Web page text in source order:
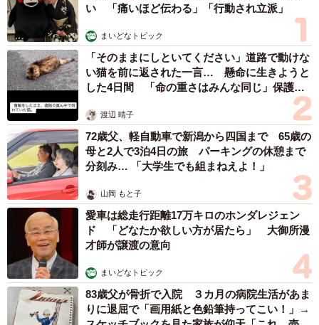
──なぜ今回の写真を再投稿した？
「過去にバズったことのある猫の写真を数年に1度載せてい
たりするのですが、それが今回たまたま拡散されたようで
す。投稿したタイミングが金曜の夕方だったのですが、多
くの人が帰宅のタイミングだったので…帰宅の際の癒しに
なればと思って投稿していました」
──当時、上司の方がX担当者さんに猫の写真を送ったのは
なぜ。
「この『上司』は私とは違う部署でして、いろんな場所に
ご挨拶やツアーの下見などで、出かけているので景色の写
真などをよく送ってくれます。私が『猫などの動物も撮れ
たらぜひ送ってください』と過去に言ったこともあり、そ
の言葉に対応してくれています。たくさん写真を送ってく
れるので、その都度いろいろと言葉を添えるとお互いに返
い 「痛いほど伝わる」「行動され立派」
まいどなトピック
「そのままにしといてください」道路で動けな
い猫を前に返された一言… 懸命に生きようと
した4日間 「命の重さはみんな同じ」保護団
渡辺 晴子
72歳父、軽自動車で新潟から四国まで 65歳の
母と2人で3泊4日の旅 パーキングの休憩まで
分刻み… 「大学生でも組まねえよ！」
山岡 もと子
愛車は総走行距離17万キロのホンダレジェン
ド 「どなたか欲しい方が居たら」 大御所漫
才師が譲渡の意向
まいどなトピック
83歳父が骨折で入院 ３カ月の病院生活があま
りに退屈で「画用紙と色鉛筆持ってこい！」→